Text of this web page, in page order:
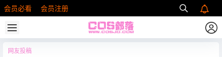
会员必看 会员注册
网友投稿